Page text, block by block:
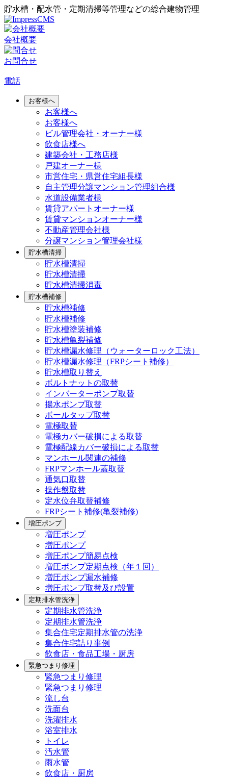
貯水槽・配水管・定期清掃等管理などの総合建物管理
会社概要
お問合せ
電話
お客様へ
お客様へ
お客様へ
ビル管理会社・オーナー様
飲食店様へ
建築会社・工務店様
戸建オーナー様
市営住宅・県営住宅組長様
自主管理分譲マンション管理組合様
水道設備業者様
賃貸アパートオーナー様
賃貸マンションオーナー様
不動産管理会社様
分譲マンション管理会社様
貯水槽清掃
貯水槽清掃
貯水槽清掃
貯水槽清掃消毒
貯水槽補修
貯水槽補修
貯水槽補修
貯水槽塗装補修
貯水槽亀裂補修
貯水槽漏水修理（ウォーターロック工法）
貯水槽漏水修理（FRPシート補修）
貯水槽取り替え
ボルトナットの取替
インバーターポンプ取替
揚水ポンプ取替
ボールタップ取替
電極取替
電極カバー破損による取替
電極配線カバー破損による取替
マンホール関連の補修
FRPマンホール蓋取替
通気口取替
操作盤取替
定水位弁取替補修
FRPシート補修(亀裂補修)
増圧ポンプ
増圧ポンプ
増圧ポンプ
増圧ポンプ簡易点検
増圧ポンプ定期点検（年１回）
増圧ポンプ漏水補修
増圧ポンプ取替及び設置
定期排水管洗浄
定期排水管洗浄
定期排水管洗浄
集合住宅定期排水管の洗浄
集合住宅詰り事例
飲食店・食品工場・厨房
緊急つまり修理
緊急つまり修理
緊急つまり修理
流し台
洗面台
洗濯排水
浴室排水
トイレ
汚水管
雨水管
飲食店・厨房